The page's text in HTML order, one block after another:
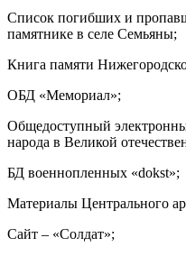
Cписок погибших и
памятнике в селе Семьяны;
Книга памяти
ОБД «Мемориал»;
Общедоступный
народа в Великой
БД военнопленных «dokst»;
Материалы Центрального
Сайт – «Солдат»;